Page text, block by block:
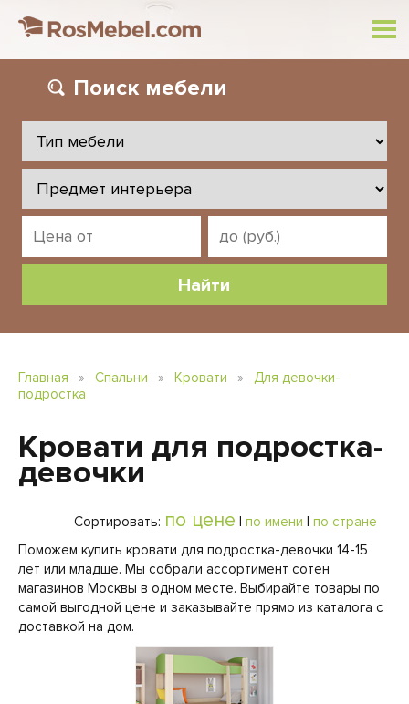
Поиск мебели
Главная » Спальни » Кровати »
Для девочки-
подростка
Кровати для подростка-
девочки
Сортировать: по цене | по имени | по стране
Поможем купить кровати для подростка-девочки 14-15
лет или младше. Мы собрали ассортимент сотен
магазинов Москвы в одном месте. Выбирайте товары по
самой выгодной цене и заказывайте прямо из каталога с
доставкой на дом.